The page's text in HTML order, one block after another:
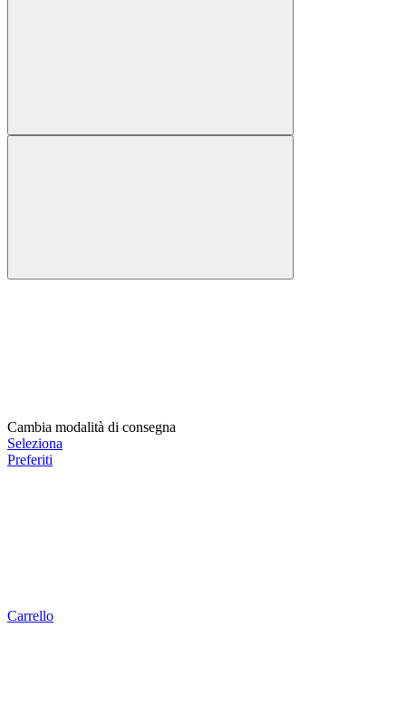
Cambia modalità di consegna
Seleziona
Preferiti
Carrello